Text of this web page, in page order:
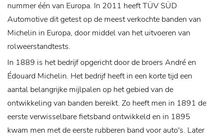
nummer één van Europa. In 2011 heeft TÜV SÜD
Automotive dit getest op de meest verkochte banden van
Michelin in Europa, door middel van het uitvoeren van
rolweerstandtests.
In 1889 is het bedrijf opgericht door de broers André en
Édouard Michelin. Het bedrijf heeft in een korte tijd een
aantal belangrijke mijlpalen op het gebied van de
ontwikkeling van banden bereikt. Zo heeft men in 1891 de
eerste verwisselbare fietsband ontwikkeld en in 1895
kwam men met de eerste rubberen band voor auto's. Later